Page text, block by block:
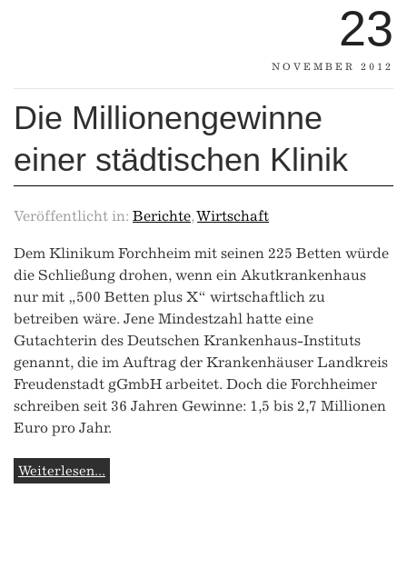
23
NOVEMBER 2012
Die Millionengewinne
einer städtischen Klinik
Veröffentlicht in: Berichte,Wirtschaft
Dem Klinikum Forchheim mit seinen 225 Betten würde
die Schließung drohen, wenn ein Akutkrankenhaus
nur mit „500 Betten plus X“ wirtschaftlich zu
betreiben wäre. Jene Mindestzahl hatte eine
Gutachterin des Deutschen Krankenhaus-Instituts
genannt, die im Auftrag der Krankenhäuser Landkreis
Freudenstadt gGmbH arbeitet. Doch die Forchheimer
schreiben seit 36 Jahren Gewinne: 1,5 bis 2,7 Millionen
Euro pro Jahr.
Weiterlesen...